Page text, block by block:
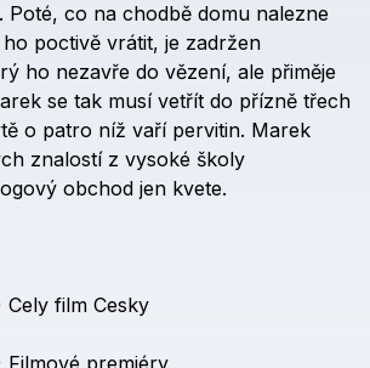
Poté, co na chodbě domu nalezne
ho poctivě vrátit, je zadržen
ho nezavře do vězení, ale přiměje
se tak musí vetřít do přízně třech
o patro níž vaří pervitin. Marek
znalostí z vysoké školy
obchod jen kvete.
Cely film Cesky
Filmové premiéry